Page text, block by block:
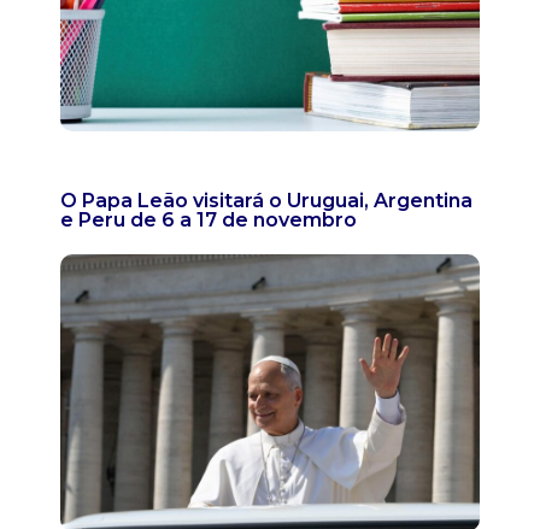
O Papa Leão visitará o Uruguai, Argentina
e Peru de 6 a 17 de novembro